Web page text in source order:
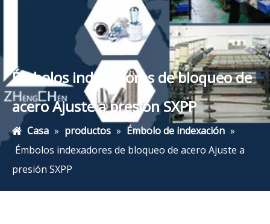
Émbolos indexadores de bloqueo de
acero Ajuste a presión SXPP
Casa » productos » Émbolo de indexación »
Émbolos indexadores de bloqueo de acero Ajuste a
presión SXPP